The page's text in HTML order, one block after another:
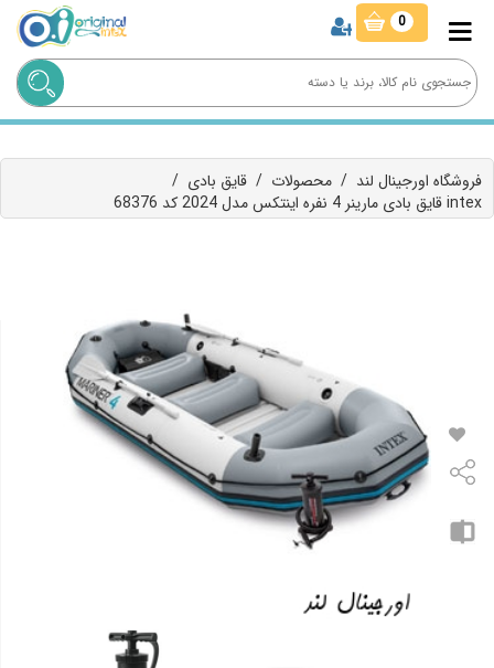
0
فروشگاه اورجینال لند / محصولات / قایق بادی /
قایق بادی مارینر 4 نفره اینتکس مدل 2024 کد 68376 intex